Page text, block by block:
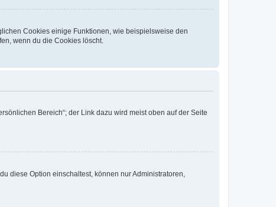
Cookies einige Funktionen, wie beispielsweise den
wenn du die Cookies löscht.
Bereich“; der Link dazu wird meist oben auf der Seite
diese Option einschaltest, können nur Administratoren,